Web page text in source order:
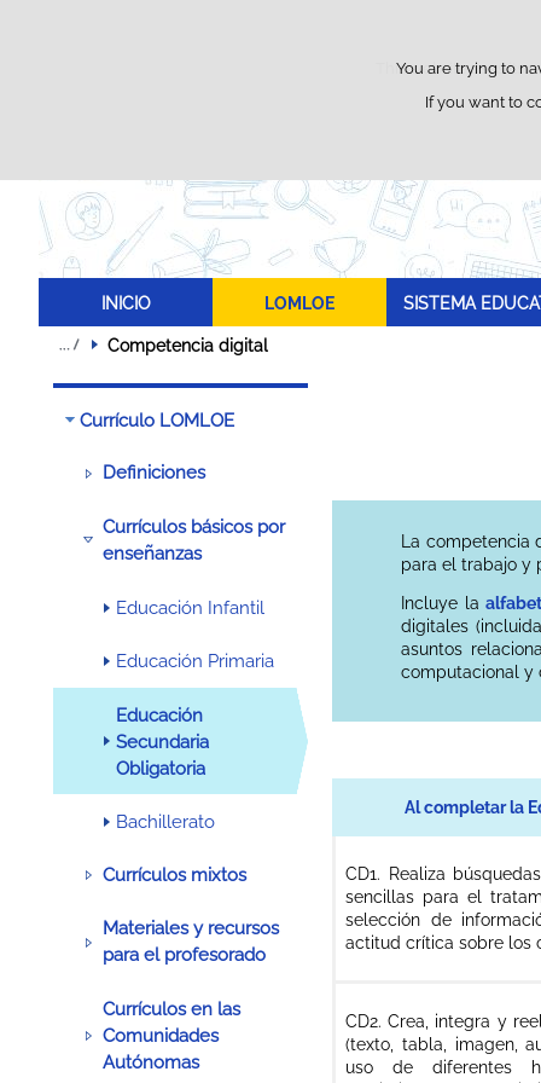
This website uses its
You are trying to
If you want to
INICIO LOMLOE SISTEMA
Competencia digital
Currículo LOMLOE
Definiciones
Currículos básicos por
enseñanzas
Educación Infantil
Educación Primaria
Educación
Secundaria
Obligatoria
Bachillerato
Currículos mixtos
Materiales y recursos
para el profesorado
Currículos en las
Comunidades
Autónomas
La
para el trabajo y
Incluye la
digitales
asuntos
computacional y
Al completar la
CD1. Realiza
sencillas para el
selección de
actitud crítica sobre los
CD2. Crea, integra y
(texto, tabla, imagen,
uso de diferentes